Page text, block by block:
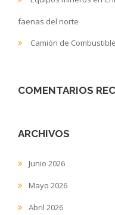
faenas del norte
Camión de
COMENTARIOS
ARCHIVOS
Junio 2026
Mayo 2026
Abril 2026